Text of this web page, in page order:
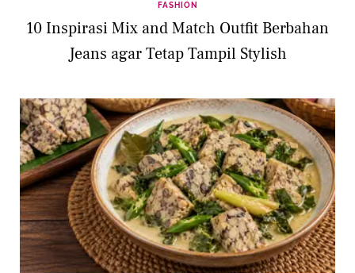
FASHION
10 Inspirasi Mix and Match Outfit Berbahan
Jeans agar Tetap Tampil Stylish